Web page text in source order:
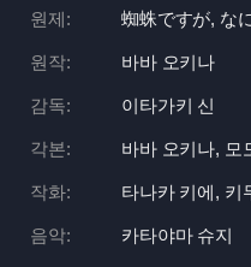
원제: 蜘蛛ですが, な
원작: 바바 오키나
감독: 이타가키 신
각본: 바바 오키나, 모
작화: 타나카 키에, 키
음악: 카타야마 슈지